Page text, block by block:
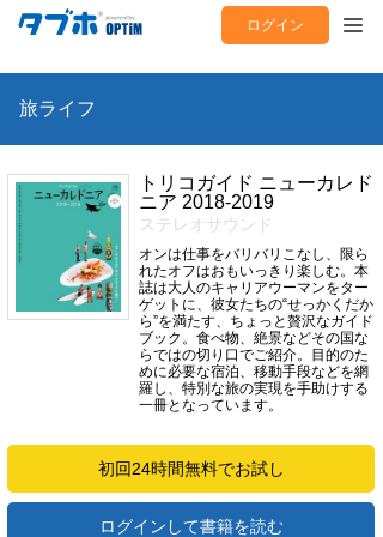
ログイン
旅ライフ
トリコガイド ニューカレド
ニア 2018-2019
ステレオサウンド
オンは仕事をバリバリこなし、限ら
れたオフはおもいっきり楽しむ。本
誌は大人のキャリアウーマンをター
ゲットに、彼女たちの“せっかくだか
ら”を満たす、ちょっと贅沢なガイド
ブック。食べ物、絶景などその国な
らではの切り口でご紹介。目的のた
めに必要な宿泊、移動手段などを網
羅し、特別な旅の実現を手助けする
一冊となっています。
初回24時間無料でお試し
ログインして書籍を読む